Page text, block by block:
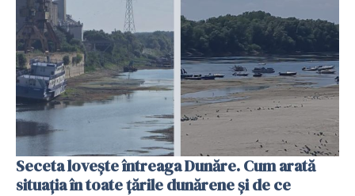
Seceta lovește întreaga Dunăre. Cum arată
situația în toate țările dunărene și de ce